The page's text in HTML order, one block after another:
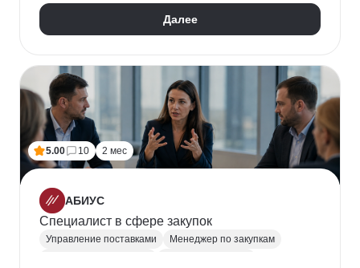
44-ФЗ
Далее
5.00 10 2 мес
АБИУС
Специалист в сфере закупок
Управление поставками
Менеджер по закупкам